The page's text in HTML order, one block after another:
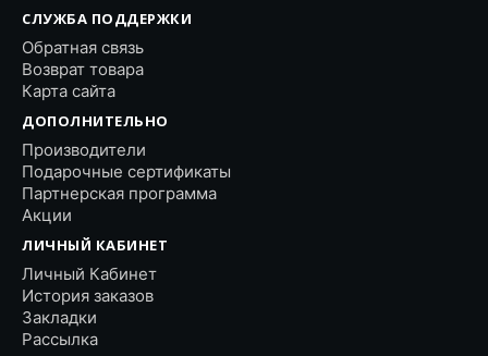
СЛУЖБА ПОДДЕРЖКИ
Обратная связь
Возврат товара
Карта сайта
ДОПОЛНИТЕЛЬНО
Производители
Подарочные сертификаты
Партнерская программа
Акции
ЛИЧНЫЙ КАБИНЕТ
Личный Кабинет
История заказов
Закладки
Рассылка